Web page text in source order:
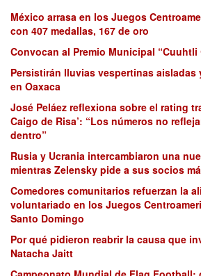
México arrasa en los Juegos
con 407 medallas, 167 de oro
Convocan al Premio Municipal
Persistirán lluvias vespertinas aisladas
en Oaxaca
José Peláez reflexiona sobre el rating
Caigo de Risa’: “Los números no
dentro”
Rusia y Ucrania intercambiaron una
mientras Zelensky pide a sus socios
Comedores comunitarios refuerzan la
voluntariado en los Juegos
Santo Domingo
Por qué pidieron reabrir la causa que
Natacha Jaitt